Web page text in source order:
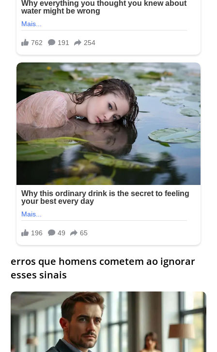
erros que homens cometem ao ignorar
esses sinais